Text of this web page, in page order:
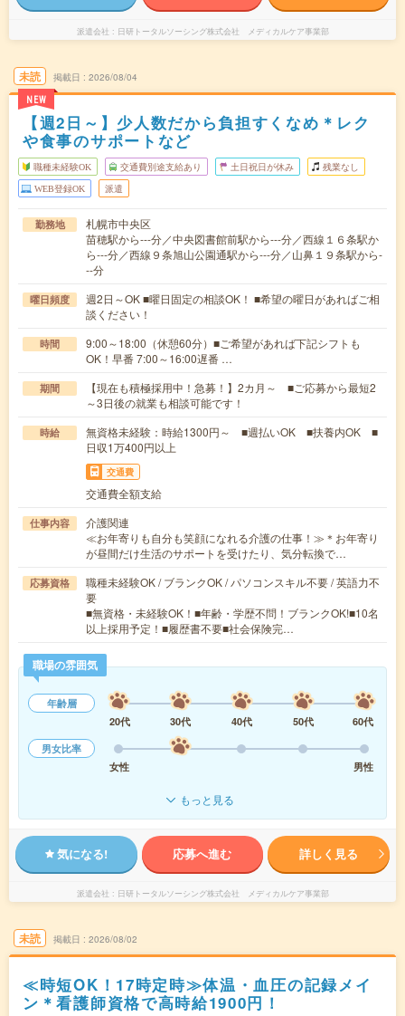
派遣会社 日研トータルソーシング株式会社 メディカルケア事業部
未読
NEW
掲載日 2026/08/04
【週2日～】少人数だから負担すくなめ＊レク
や食事のサポートなど
職種未経験OK 交通費別途支給あり 土日祝日が休み 残業なし
WEB登録OK 派遣
勤務地
札幌市中央区
苗穂駅から---分／中央図書館前駅から---分／西線１６条駅か
ら---分／西線９条旭山公園通駅から---分／山鼻１９条駅から-
--分
曜日頻度
週2日～OK ■曜日固定の相談OK！ ■希望の曜日があればご相
談ください！
時間
9:00～18:00（休憩60分）■ご希望があれば下記シフトも
OK！早番 7:00～16:00遅番 …
期間
【現在も積極採用中！急募！】2カ月～ ■ご応募から最短2
～3日後の就業も相談可能です！
時給
無資格未経験：時給1300円～ ■週払いOK ■扶養内OK ■
日収1万400円以上
交通費
交通費全額支給
仕事内容
介護関連
≪お年寄りも自分も笑顔になれる介護の仕事！≫＊お年寄り
が昼間だけ生活のサポートを受けたり、気分転換で…
応募資格
職種未経験OK / ブランクOK / パソコンスキル不要 / 英語力不
要
■無資格・未経験OK！■年齢・学歴不問！ブランクOK!■10名
以上採用予定！■履歴書不要■社会保険完…
職場の雰囲気
年齢層
20代
30代 40代 50代
60代
男女比率
女性
男性
もっと見る
気になる! 応募へ進む 詳しく見る
派遣会社 日研トータルソーシング株式会社 メディカルケア事業部
未読 掲載日 2026/08/02
≪時短OK！17時定時≫体温・血圧の記録メイ
ン＊看護師資格で高時給1900円！